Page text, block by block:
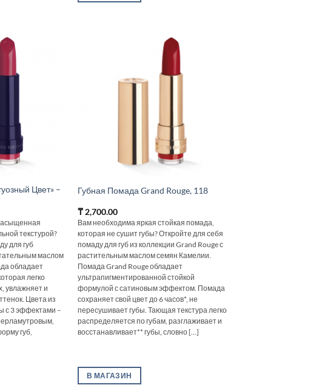
Цвет» –
текстурой?
для губ
маслом
обладает
легко
увлажняет и
Цвета из
с 3 эффектами –
губ,
Губная Помада Grand Rouge, 118
₸2,700.00
Вам необходима яркая стойкая помада,
которая не сушит губы? Откройте для себя
помаду для губ из коллекции Grand Rouge с
растительным маслом семян Камелии.
Помада Grand Rouge обладает
ультрапигментированной стойкой
формулой с сатиновым эффектом. Помада
сохраняет свой цвет до 6 часов*, не
пересушивает губы. Тающая текстура легко
распределяется по губам, разглаживает и
восстанавливает** губы‚ словно [...]
В МАГАЗИН